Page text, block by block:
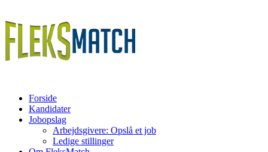
Forside
Kandidater
Jobopslag
Arbejdsgivere: Opslå et job
Ledige stillinger